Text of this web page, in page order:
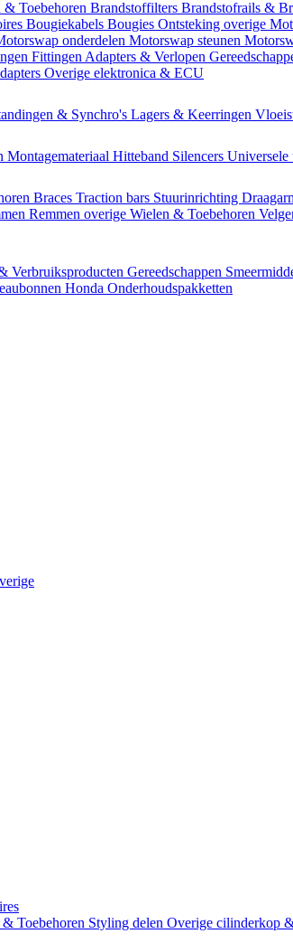
& Toebehoren Brandstoffilters Brandstofrails &
Bougiekabels Bougies Ontsteking overige
onderdelen Motorswap steunen
Fittingen Adapters & Verlopen
Overige elektronica & ECU
& Synchro's Lagers & Keerringen
Montagemateriaal Hitteband Silencers Universele
Braces Traction bars Stuurinrichting
Remmen overige Wielen & Toebehoren
Verbruiksproducten Gereedschappen
Honda Onderhoudspakketten
Toebehoren Styling delen Overige cilinderkop